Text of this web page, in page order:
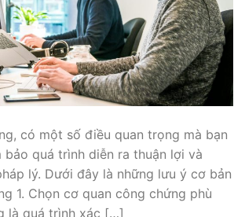
có một số điều quan trọng mà bạn
bảo quá trình diễn ra thuận lợi và
lý. Dưới đây là những lưu ý cơ bản
1. Chọn cơ quan công chứng phù
là quá trình xác […]